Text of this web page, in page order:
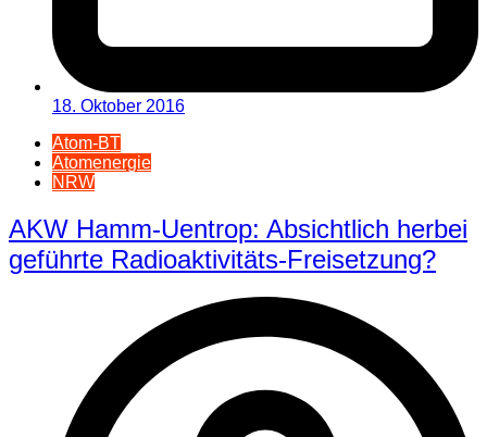
18. Oktober 2016
Atom-BT
Atomenergie
NRW
AKW Hamm-Uentrop: Absichtlich herbei
geführte Radioaktivitäts-Freisetzung?